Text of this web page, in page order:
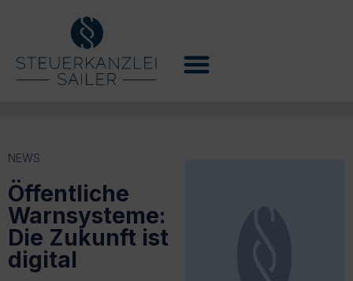
NEWS
Öffentliche
Warnsysteme:
Die Zukunft ist
digital